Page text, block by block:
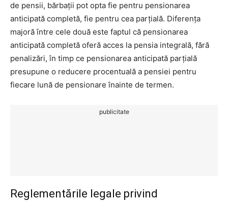
de pensii, bărbații pot opta fie pentru pensionarea
anticipată completă, fie pentru cea parțială. Diferența
majoră între cele două este faptul că pensionarea
anticipată completă oferă acces la pensia integrală, fără
penalizări, în timp ce pensionarea anticipată parțială
presupune o reducere procentuală a pensiei pentru
fiecare lună de pensionare înainte de termen.
publicitate
Reglementările legale privind